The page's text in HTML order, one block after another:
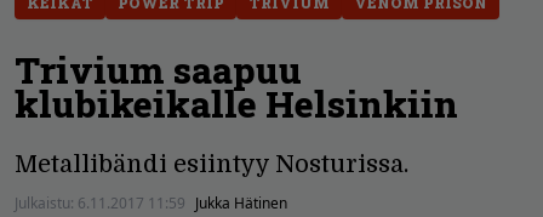
Trivium saapuu
klubikeikalle Helsinkiin
Metallibändi esiintyy Nosturissa.
Julkaistu: 6.11.2017 11:59 Jukka Hätinen